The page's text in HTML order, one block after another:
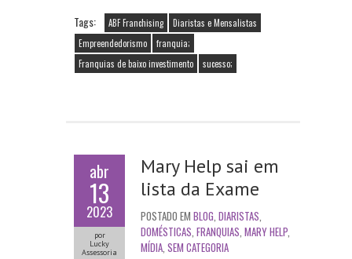
o
o
k
er l A
p
p
Tags: ABF Franchising
Diaristas e Mensalistas
Empreendedorismo
franquia;
Franquias de baixo investimento
sucesso;
abr
13
2023
por
Lucky
Assessoria
Mary Help sai em
lista da Exame
POSTADO EM BLOG, DIARISTAS,
DOMÉSTICAS, FRANQUIAS, MARY HELP,
MÍDIA, SEM CATEGORIA